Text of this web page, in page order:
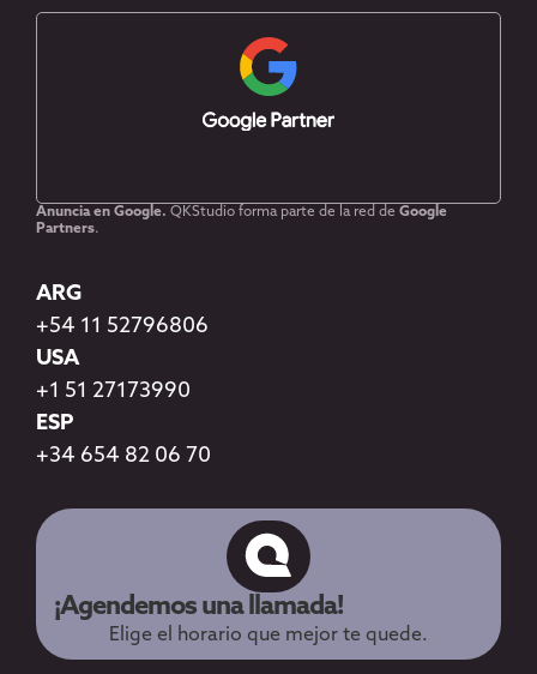
Anuncia en Google. QKStudio forma parte de la red de Google
Partners.
ARG
+54 11 52796806
USA
+1 51 27173990
ESP
+34 654 82 06 70
¡Agendemos una llamada!
Elige el horario que mejor te quede.